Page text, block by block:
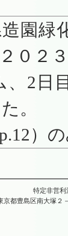
園緑
０２
、2日
。
）
特定非営利
京都豊島区南大塚２